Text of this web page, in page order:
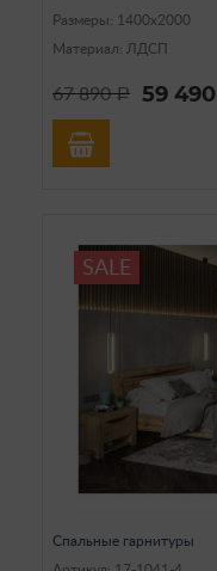
Размеры: 1400х2000
Материал: ЛДСП
67 890a 59 490
SALE
Спальные гарнитуры